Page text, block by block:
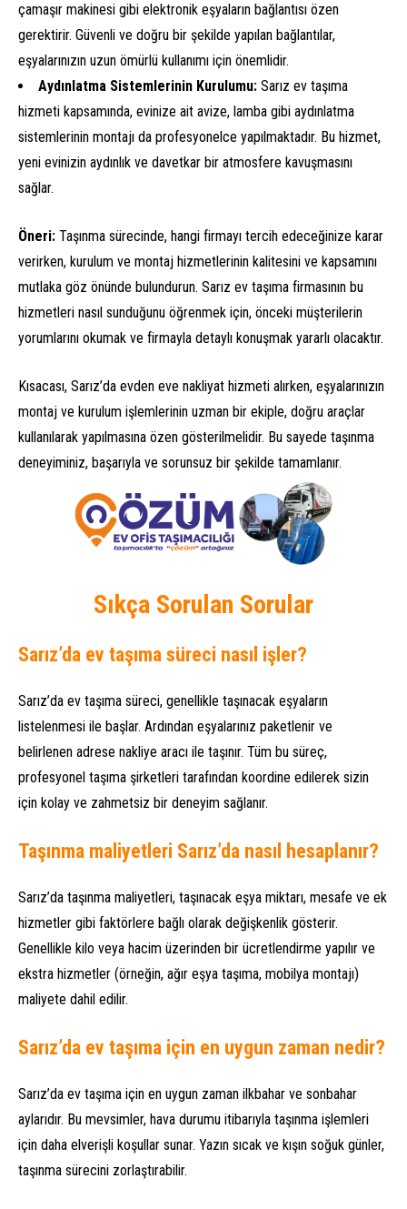
çamaşır makinesi gibi elektronik eşyaların bağlantısı özen
gerektirir. Güvenli ve doğru bir şekilde yapılan bağlantılar,
eşyalarınızın uzun ömürlü kullanımı için önemlidir.
Aydınlatma Sistemlerinin Kurulumu: Sarız ev taşıma
hizmeti kapsamında, evinize ait avize, lamba gibi aydınlatma
sistemlerinin montajı da profesyonelce yapılmaktadır. Bu hizmet,
yeni evinizin aydınlık ve davetkar bir atmosfere kavuşmasını
sağlar.
Öneri: Taşınma sürecinde, hangi firmayı tercih edeceğinize karar
verirken, kurulum ve montaj hizmetlerinin kalitesini ve kapsamını
mutlaka göz önünde bulundurun. Sarız ev taşıma firmasının bu
hizmetleri nasıl sunduğunu öğrenmek için, önceki müşterilerin
yorumlarını okumak ve firmayla detaylı konuşmak yararlı olacaktır.
Kısacası, Sarız’da evden eve nakliyat hizmeti alırken, eşyalarınızın
montaj ve kurulum işlemlerinin uzman bir ekiple, doğru araçlar
kullanılarak yapılmasına özen gösterilmelidir. Bu sayede taşınma
deneyiminiz, başarıyla ve sorunsuz bir şekilde tamamlanır.
Sıkça Sorulan Sorular
Sarız’da ev taşıma süreci nasıl işler?
Sarız’da ev taşıma süreci, genellikle taşınacak eşyaların
listelenmesi ile başlar. Ardından eşyalarınız paketlenir ve
belirlenen adrese nakliye aracı ile taşınır. Tüm bu süreç,
profesyonel taşıma şirketleri tarafından koordine edilerek sizin
için kolay ve zahmetsiz bir deneyim sağlanır.
Taşınma maliyetleri Sarız’da nasıl hesaplanır?
Sarız’da taşınma maliyetleri, taşınacak eşya miktarı, mesafe ve ek
hizmetler gibi faktörlere bağlı olarak değişkenlik gösterir.
Genellikle kilo veya hacim üzerinden bir ücretlendirme yapılır ve
ekstra hizmetler (örneğin, ağır eşya taşıma, mobilya montajı)
maliyete dahil edilir.
Sarız’da ev taşıma için en uygun zaman nedir?
Sarız’da ev taşıma için en uygun zaman ilkbahar ve sonbahar
aylarıdır. Bu mevsimler, hava durumu itibarıyla taşınma işlemleri
için daha elverişli koşullar sunar. Yazın sıcak ve kışın soğuk günler,
taşınma sürecini zorlaştırabilir.